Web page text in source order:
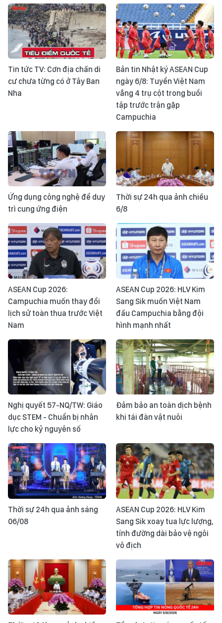
Tin tức TV: Cơn địa chấn di
cư chưa từng có ở Tây Ban
Nha
Bản tin Nhật ký ASEAN Cup
ngày 6/8: Tuyển Việt Nam
vắng 4 trụ cột trong buổi
tập trước trận gặp
Campuchia
Ứng dụng công nghệ để duy
trì cung ứng điện
Thời sự 24h qua ảnh chiều
6/8
ASEAN Cup 2026:
Campuchia muốn thay đổi
lịch sử toàn thua trước Việt
Nam
ASEAN Cup 2026: HLV Kim
Sang Sik muốn Việt Nam
đấu Campuchia bằng đội
hình mạnh nhất
Nghị quyết 57-NQ/TW: Giáo
dục STEM - Chuẩn bị nhân
lực cho kỷ nguyên số
Đảm bảo an toàn dịch bệnh
khi tái đàn vật nuôi
Thời sự 24h qua ảnh sáng
06/08
ASEAN Cup 2026: HLV Kim
Sang Sik xoay tua lực lượng,
tính đường dài bảo vệ ngôi
vô địch